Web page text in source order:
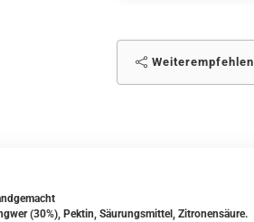
Weiterempfehlen
(30%), Pektin, Säurungsmittel, Zitronensäure.